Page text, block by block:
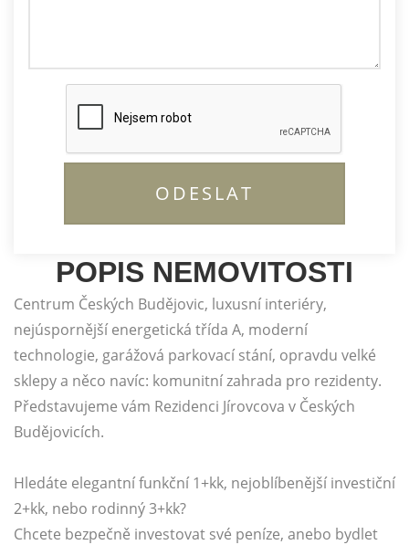
POPIS NEMOVITOSTI
Centrum Českých Budějovic, luxusní interiéry,
nejúspornější energetická třída A, moderní
technologie, garážová parkovací stání, opravdu velké
sklepy a něco navíc: komunitní zahrada pro rezidenty.
Představujeme vám Rezidenci Jírovcova v Českých
Budějovicích.
Hledáte elegantní funkční 1+kk, nejoblíbenější investiční
2+kk, nebo rodinný 3+kk?
Chcete bezpečně investovat své peníze, anebo bydlet